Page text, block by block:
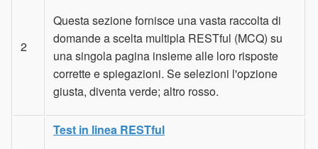
2
Questa sezione fornisce una vasta raccolta di
domande a scelta multipla RESTful (MCQ) su
una singola pagina insieme alle loro risposte
corrette e spiegazioni. Se selezioni l'opzione
giusta, diventa verde; altro rosso.
Test in linea RESTful